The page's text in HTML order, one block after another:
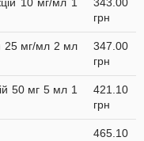
грн
25 мг/мл 2 мл
347.00
грн
50 мг 5 мл 1
421.10
грн
465.10